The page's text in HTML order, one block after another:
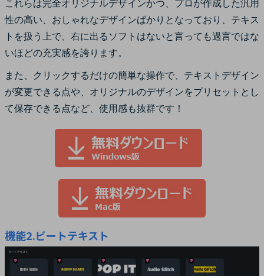
これらは完全オリジナルデザインかつ、プロが作成した汎用
性の高い、おしゃれなデザインばかりとなっており、テキス
トを扱う上で、右に出るソフトはないと言っても過言ではな
いほどの充実感を誇ります。
また、クリックするだけの簡単な操作で、テキストデザイン
が変更できる点や、オリジナルのデザインをプリセットとし
て保存できる点など、使用感も抜群です！
機能2.ビートテキスト